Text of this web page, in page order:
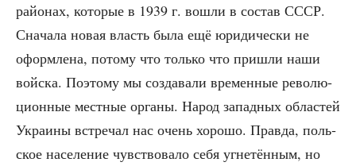
рай­о­нах, кото­рые в 1939 г. вошли в состав СССР.
Сна­ча­ла новая власть была ещё юри­ди­че­ски не
оформ­ле­на, пото­му что толь­ко что при­шли наши
вой­ска. Поэто­му мы созда­ва­ли вре­мен­ные рево­лю­
ци­он­ные мест­ные орга­ны. Народ запад­ных обла­стей
Укра­и­ны встре­чал нас очень хоро­шо. Прав­да, поль­
ское насе­ле­ние чув­ство­ва­ло себя угне­тён­ным, но